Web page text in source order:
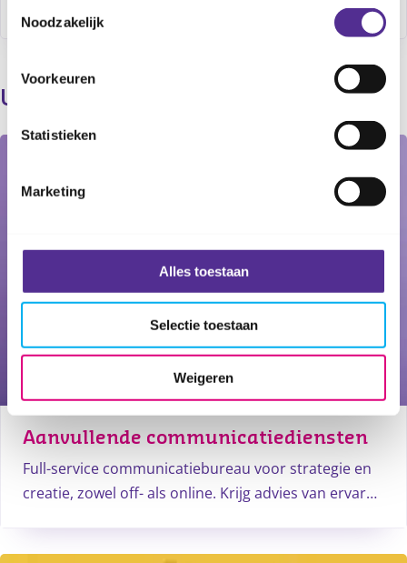
Noodzakelijk
Voorkeuren
Statistieken
Marketing
Alles toestaan
Selectie toestaan
Weigeren
Uitgelichte producten
Aanvullende communicatiediensten
Full-service communicatiebureau voor strategie en
creatie, zowel off- als online. Krijg advies van ervaren